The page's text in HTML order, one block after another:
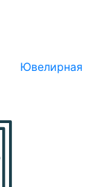
Ювелирная